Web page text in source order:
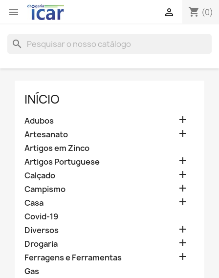
 shopping_cart (0)

search
INÍCIO
Adubos 
Artesanato 
Artigos em Zinco
Artigos Portuguese

Calçado 
Campismo 
Casa 
Covid-19
Diversos

Drogaria 
Ferragens e Ferramentas 
Gas